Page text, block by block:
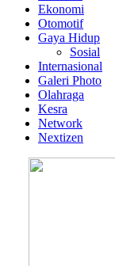
Ekonomi
Otomotif
Gaya Hidup
Sosial
Internasional
Galeri Photo
Olahraga
Kesra
Network
Nextizen